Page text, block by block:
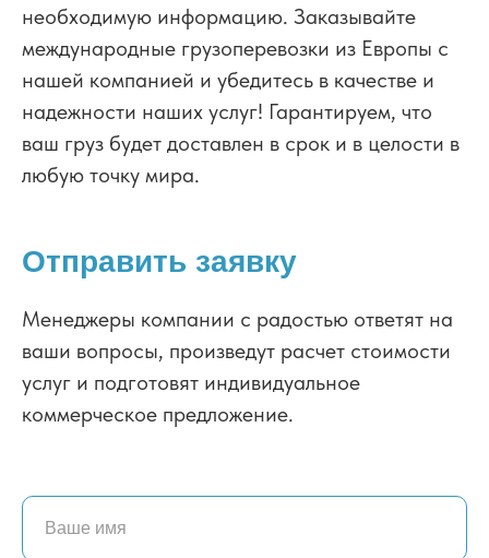
необходимую информацию. Заказывайте
международные грузоперевозки из Европы с
нашей компанией и убедитесь в качестве и
надежности наших услуг! Гарантируем, что
ваш груз будет доставлен в срок и в целости в
любую точку мира.
Отправить заявку
Менеджеры компании с радостью ответят на
ваши вопросы, произведут расчет стоимости
услуг и подготовят индивидуальное
коммерческое предложение.